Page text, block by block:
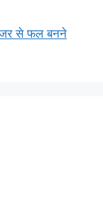
से फल बनने